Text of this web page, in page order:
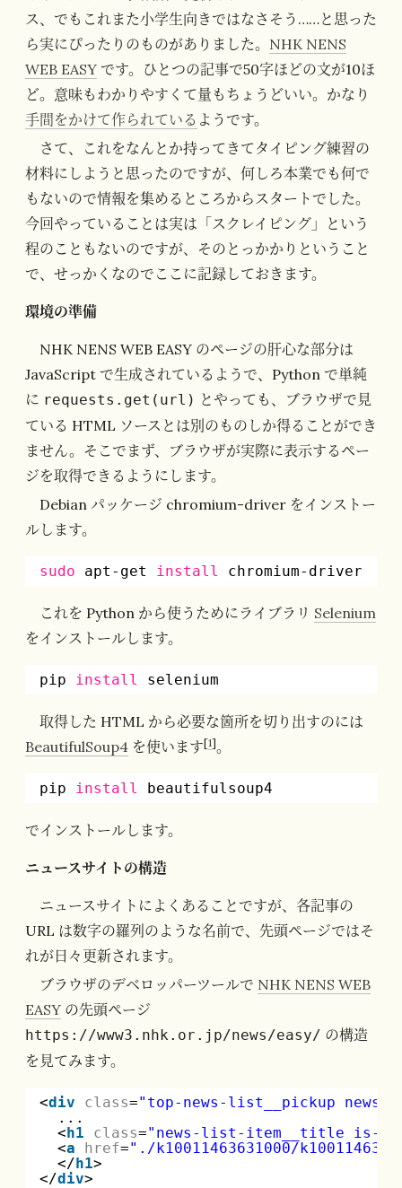
ス、でもこれまた小学生向きではなさそう……と思った
ら実にぴったりのものがありました。 NHK NENS
WEB EASY です。ひとつの記事で50字ほどの文が10ほ
ど。意味もわかりやすくて量もちょうどいい。かなり
手間をかけて作られている ようです。
さて、これをなんとか持ってきてタイピング練習の
材料にしようと思ったのですが、何しろ本業でも何で
もないので情報を集めるところからスタートでした。
今回やっていることは実は「スクレイピング」という
程のこともないのですが、そのとっかかりということ
で、せっかくなのでここに記録しておきます。
環境の準備
NHK NENS WEB EASY のページの肝心な部分は
JavaScript で生成されているようで、Python で単純
に requests.get(url) とやっても、ブラウザで見
ている HTML ソースとは別のものしか得ることができ
ません。そこでまず、ブラウザが実際に表示するペー
ジを取得できるようにします。
Debian パッケージ chromium-driver をインストー
ルします。
sudo apt-get install chromium-driver
これを Python から使うためにライブラリ Selenium
をインストールします。
pip install selenium
取得した HTML から必要な箇所を切り出すのには
BeautifulSoup4 を使います[1]。
pip install beautifulsoup4
でインストールします。
ニュースサイトの構造
ニュースサイトによくあることですが、各記事の
URL は数字の羅列のような名前で、先頭ページではそ
れが日々更新されます。
ブラウザのデベロッパーツールで NHK NENS WEB
EASY の先頭ページ
https://www3.nhk.or.jp/news/easy/ の構造
を見てみます。
<div class="top-news-list__pickup
...
<h1 class="news-list-item__title is-
<a href="./k10011463631000/
</h1>
</div>